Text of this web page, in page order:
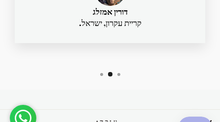
דורין אמזלג
קריית עקרון, ישראל.